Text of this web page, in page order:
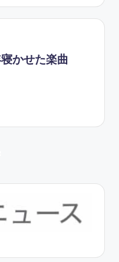
かせた楽曲